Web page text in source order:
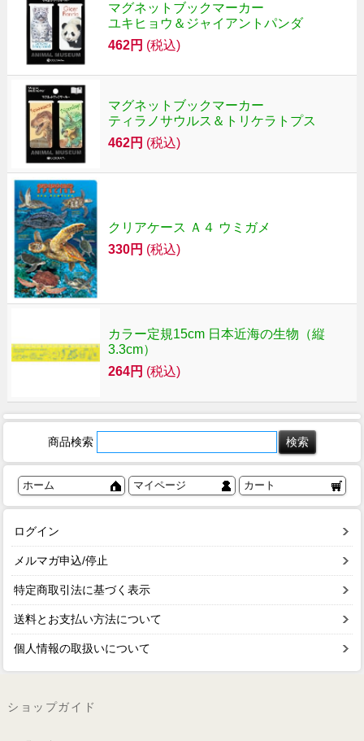
マグネットブックマーカー
ユキヒョウ＆ジャイアントパンダ
462円 (税込)
マグネットブックマーカー
ティラノサウルス＆トリケラトプス
462円 (税込)
クリアケース Ａ４ ウミガメ
330円 (税込)
カラー定規15cm 日本近海の生物（縦
3.3cm）
264円 (税込)
商品検索
ホーム マイページ カート
ログイン
メルマガ申込/停止
特定商取引法に基づく表示
送料とお支払い方法について
個人情報の取扱いについて
ショップガイド